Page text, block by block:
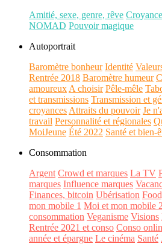
Amitié, sexe, genre, rêve
NOMAD Pouvoir magique
Autoportrait
Baromètre bonheur Identité
Rentrée 2018 Baromètre humeur
amoureux A choisir Pêle-mêle
et transmissions Transmission et
croyances Attraits du pouvoir Je
travail Personnalité et régionales
MoiJeune Été 2022 Santé et bien-
Consommation
Argent Crowd et marques La TV
marques Influence marques
Finances, bitcoin Ubérisation
mon mobile 1 Moi et mon mobile 2
consommation Veganisme Visions
Rentrée 2021 et conso Conso
année et épargne Le cinéma Santé